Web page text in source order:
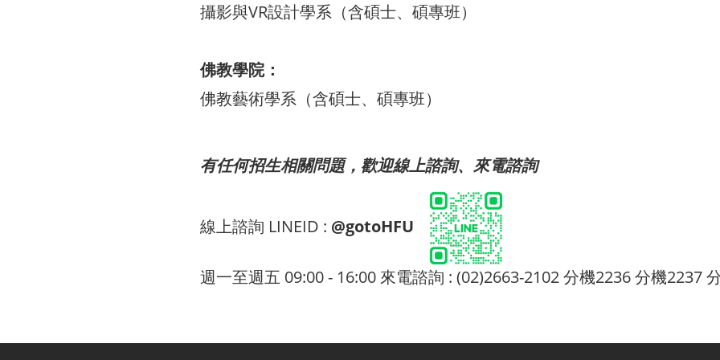
攝影與VR設計學系（含碩士、碩專班）
佛教學院：
佛教藝術學系（含碩士、碩專班）
有任何招生相關問題，歡迎線上諮詢、來電諮詢
線上諮詢 LINEID : @gotoHFU
週一至週五 09:00 - 16:00 來電諮詢 : (02)2663-2102 分機2236 分機2237